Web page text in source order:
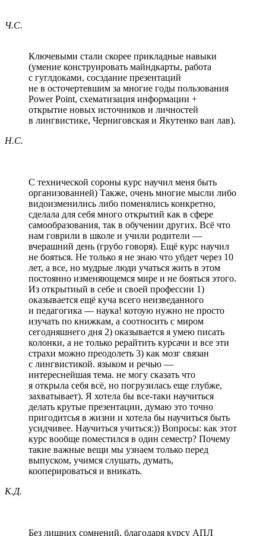
Ч.С.
Ключевыми стали скорее прикладные навыки
(умение конструировать майндкарты, работа
с гуглдоками, сосздание презентаций
не в осточертевшим за многие годы пользования
Power Point, схематизация информации +
открытие новых источников и личностей
в лингвистике, Черниговская и Якутенко ван лав).
Н.С.
С технической сороны курс научил меня быть
организованней) Также, очень многие мысли либо
видоизменились либо поменялись конкретно,
сделала для себя много открытий как в сфере
самообразования, так в обучении других. Всё что
нам говрили в школе и учили родители —
вчерашний день (грубо говоря). Ещё курс научил
не бояться. Не только я не знаю что убдет через 10
лет, а все, но мудрые люди учаться жить в этом
постоянно изменяющемся мире и не бояться этого.
Из открытиый в себе и своей профессии 1)
оказывается ещё куча всего неизведанного
и педагогика — наука! котоую нужно не просто
изучать по книжкам, а соотносить с миром
сегодняшнего дня 2) оказывается я умею писать
колонки, а не только рерайтить курсачи и все эти
страхи можно преодолеть 3) как мозг связан
с лингвистикой. языком и речью —
интереснейшая тема. не могу сказать что
я открыла себя всё, но погрузилась еще глубже,
захватывает). Я хотела бы все-таки научиться
делать крутые презентации, думаю это точно
пригодитсья в жизни и хотела бы научиться быть
усидчивее. Научиться учиться:)) Вопросы: как этот
курс вообще поместился в один семестр? Почему
такие важные вещи мы узнаем только перед
выпуском, учимся слушать, думать,
кооперироваться и вникать.
К.Д.
Без лишних сомнений, благодаря курсу АПЛ